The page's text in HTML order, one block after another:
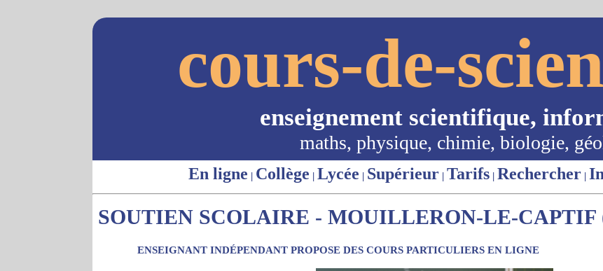
cours-de-
enseignement scientifique,
maths, physique, chimie, biologie,
En ligne | Collège | Lycée | Supérieur | Tarifs | Rechercher |
SOUTIEN SCOLAIRE - MOUILLERON-LE-CAPTIF
ENSEIGNANT INDÉPENDANT PROPOSE DES COURS PARTICULIERS EN LIGNE